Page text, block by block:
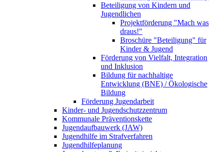
Beteiligung von Kindern und
Jugendlichen
Projektförderung "Mach was
draus!"
Broschüre "Beteiligung" für
Kinder & Jugend
Förderung von Vielfalt, Integration
und Inklusion
Bildung für nachhaltige
Entwicklung (BNE) / Ökologische
Bildung
Förderung Jugendarbeit
Kinder- und Jugendschutzzentrum
Kommunale Präventionskette
Jugendaufbauwerk (JAW)
Jugendhilfe im Strafverfahren
Jugendhilfeplanung